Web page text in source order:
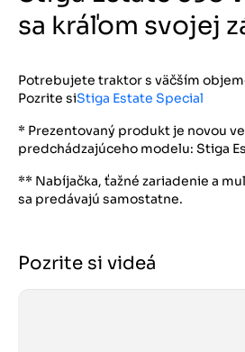
sa kráľom svojej
Potrebujete traktor s väčším
Pozrite siStiga Estate Special
* Prezentovaný produkt je novou
predchádzajúceho modelu: Stiga
** Nabíjačka, ťažné zariadenie a
sa predávajú samostatne.
Pozrite si videá